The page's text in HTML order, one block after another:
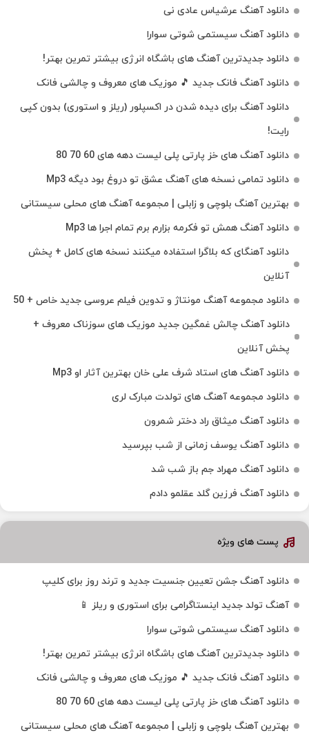
دانلود آهنگ عرشیاس عادی نی
دانلود آهنگ سیستمی شوتی سوارا
دانلود جدیدترین آهنگ‌ های باشگاه انرژی بیشتر تمرین بهتر!
دانلود آهنگ فانک جدید 🎵 موزیک‌ های معروف و چالشی فانک
دانلود آهنگ برای دیده شدن در اکسپلور (ریلز و استوری) بدون کپی
رایت!
دانلود آهنگ های خز پارتی پلی لیست دهه های 60 70 80
دانلود تمامی نسخه های آهنگ عشق تو دروغ بود دیگه Mp3
بهترین آهنگ بلوچی و زابلی | مجموعه آهنگ‌ های محلی سیستانی
دانلود آهنگ همش تو فکرمه بزارم برم تمام اجرا ها Mp3
دانلود آهنگای که بلاگرا استفاده میکنند نسخه های کامل + پخش
آنلاین
دانلود مجموعه آهنگ مونتاژ و تدوین فیلم عروسی جدید خاص + 50
دانلود آهنگ چالش غمگین جدید موزیک های سوزناک معروف +
پخش آنلاین
دانلود آهنگ های استاد شرف علی خان بهترین آثار او Mp3
دانلود مجموعه آهنگ های تولدت مبارک لری
دانلود آهنگ میثاق راد دختر شمرون
دانلود آهنگ یوسف زمانی از شب بپرسید
دانلود آهنگ مهراد جم باز شب شد
دانلود آهنگ فرزین گلد عقلمو دادم
پست های ویژه
دانلود آهنگ جشن تعیین جنسیت جدید و ترند روز برای کلیپ
آهنگ تولد جدید اینستاگرامی برای استوری و ریلز 📱
دانلود آهنگ سیستمی شوتی سوارا
دانلود جدیدترین آهنگ‌ های باشگاه انرژی بیشتر تمرین بهتر!
دانلود آهنگ فانک جدید 🎵 موزیک‌ های معروف و چالشی فانک
دانلود آهنگ های خز پارتی پلی لیست دهه های 60 70 80
بهترین آهنگ بلوچی و زابلی | مجموعه آهنگ‌ های محلی سیستانی